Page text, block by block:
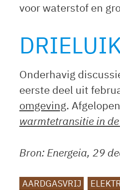
voor waterstof en
Onderhavig
eerste deel uit
omgeving.
warmtetransitie in
Bron: Energeia, 29
TAGS
AARDGASVRIJ